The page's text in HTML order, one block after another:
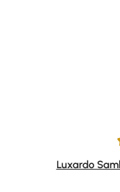
Durchschnittliche
Luxardo